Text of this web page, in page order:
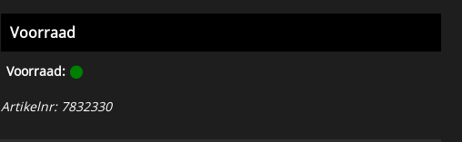
Voorraad
Voorraad:
Artikelnr: 7832330